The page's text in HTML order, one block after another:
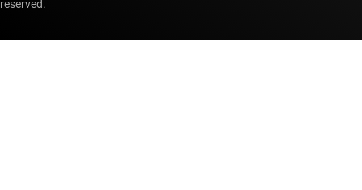
reserved.